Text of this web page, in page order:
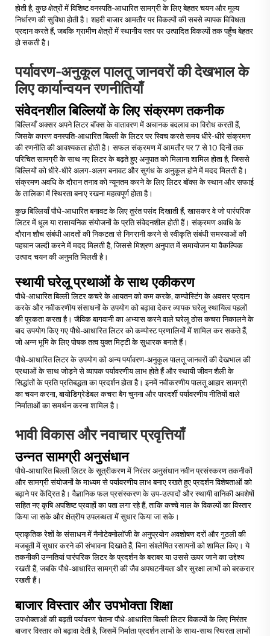
होती है, कुछ क्षेत्रों में विशिष्ट वनस्पति-आधारित सामग्री के लिए बेहतर चयन और मूल्य
निर्धारण की सुविधा होती है। शहरी बाजार आमतौर पर विकल्पों की सबसे व्यापक विविधता
प्रदान करते हैं, जबकि ग्रामीण क्षेत्रों में स्थानीय स्तर पर उत्पादित विकल्पों तक पहुँच बेहतर
हो सकती है।
पर्यावरण-अनुकूल पालतू जानवरों की देखभाल के
लिए कार्यान्वयन रणनीतियाँ
संवेदनशील बिल्लियों के लिए संक्रमण तकनीक
बिल्लियाँ अक्सर अपने लिटर बॉक्स के वातावरण में अचानक बदलाव का विरोध करती हैं,
जिसके कारण वनस्पति-आधारित बिल्ली के लिटर पर स्विच करते समय धीरे-धीरे संक्रमण
की रणनीति की आवश्यकता होती है। सफल संक्रमण में आमतौर पर 7 से 10 दिनों तक
परिचित सामग्री के साथ नए लिटर के बढ़ते हुए अनुपात को मिलाना शामिल होता है, जिससे
बिल्लियों को धीरे-धीरे अलग-अलग बनावट और सुगंध के अनुकूल होने में मदद मिलती है।
संक्रमण अवधि के दौरान तनाव को न्यूनतम करने के लिए लिटर बॉक्स के स्थान और सफाई
के तालिका में स्थिरता बनाए रखना महत्वपूर्ण होता है।
कुछ बिल्लियाँ पौधे-आधारित बनावट के लिए तुरंत पसंद दिखाती हैं, खासकर वे जो पारंपरिक
लिटर में धूल या रासायनिक संयोजनों के प्रति संवेदनशील होती हैं। संक्रमण अवधि के
दौरान शौच संबंधी आदतों की निकटता से निगरानी करने से स्वीकृति संबंधी समस्याओं की
पहचान जल्दी करने में मदद मिलती है, जिससे मिश्रण अनुपात में समायोजन या वैकल्पिक
उत्पाद चयन की अनुमति मिलती है।
स्थायी घरेलू प्रथाओं के साथ एकीकरण
पौधे-आधारित बिल्ली लिटर कचरे के आयतन को कम करके, कम्पोस्टिंग के अवसर प्रदान
करके और नवीकरणीय संसाधनों के उपयोग को बढ़ावा देकर व्यापक घरेलू स्थायित्व पहलों
की पूरकता करता है। जैविक बागवानी का अभ्यास करने वाले घरेलू ठोस कचरा निकालने के
बाद उपयोग किए गए पौधे-आधारित लिटर को कम्पोस्ट प्रणालियों में शामिल कर सकते हैं,
जो अन्न भूमि के लिए पोषक तत्व युक्त मिट्टी के सुधारक बनाते हैं।
पौधे-आधारित लिटर के उपयोग को अन्य पर्यावरण-अनुकूल पालतू जानवरों की देखभाल की
प्रथाओं के साथ जोड़ने से व्यापक पर्यावरणीय लाभ होते हैं और स्थायी जीवन शैली के
सिद्धांतों के प्रति प्रतिबद्धता का प्रदर्शन होता है। इनमें नवीकरणीय पालतू आहार सामग्री
का चयन करना, बायोडिग्रेडेबल कचरा बैग चुनना और पारदर्शी पर्यावरणीय नीतियों वाले
निर्माताओं का समर्थन करना शामिल है।
भावी विकास और नवाचार प्रवृत्तियाँ
उन्नत सामग्री अनुसंधान
पौधे-आधारित बिल्ली लिटर के सूत्रीकरण में निरंतर अनुसंधान नवीन प्रसंस्करण तकनीकों
और सामग्री संयोजनों के माध्यम से पर्यावरणीय लाभ बनाए रखते हुए प्रदर्शन विशेषताओं को
बढ़ाने पर केंद्रित है। वैज्ञानिक फल प्रसंस्करण के उप-उत्पादों और स्थायी वानिकी अवशेषों
सहित नए कृषि अपशिष्ट प्रवाहों का पता लगा रहे हैं, ताकि कच्चे माल के विकल्पों का विस्तार
किया जा सके और क्षेत्रीय उपलब्धता में सुधार किया जा सके।
प्राकृतिक रेशों के संसाधन में नैनोटेक्नोलॉजी के अनुप्रयोग अवशोषण दरों और गुठली की
मजबूती में सुधार करने की संभावना दिखाते हैं, बिना संश्लेषित रसायनों को शामिल किए। ये
तकनीकी उन्नतियां पारंपरिक लिटर के प्रदर्शन के बराबर या उससे ऊपर जाने का उद्देश्य
रखती हैं, जबकि पौधे-आधारित सामग्री की जैव अपघटनीयता और सुरक्षा लाभों को बरकरार
रखती हैं।
बाजार विस्तार और उपभोक्ता शिक्षा
उपभोक्ताओं की बढ़ती पर्यावरण चेतना पौधे-आधारित बिल्ली लिटर विकल्पों के लिए निरंतर
बाजार विस्तार को बढ़ावा देती है, जिसमें निर्माता प्रदर्शन लाभों के साथ-साथ स्थिरता लाभों